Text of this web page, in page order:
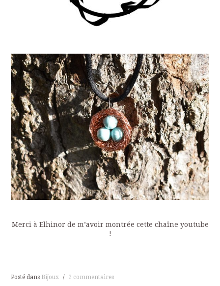
Merci à Elhinor de m’avoir montrée cette chaîne youtube
!
Posté dans Bijoux / 2 commentaires